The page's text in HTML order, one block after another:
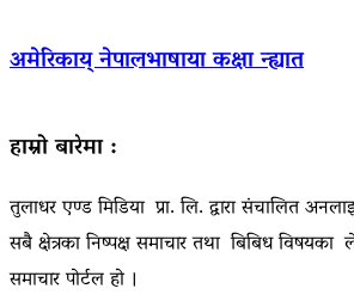
अमेरिकाय् नेपालभाषाया कक्षा न्ह्यात
हाम्रो बारेमा :
तुलाधर एण्ड मिडिया प्रा. लि. द्वारा संचालित
सबै क्षेत्रका निष्पक्ष समाचार तथा बिबिध
समाचार पोर्टल हो ।